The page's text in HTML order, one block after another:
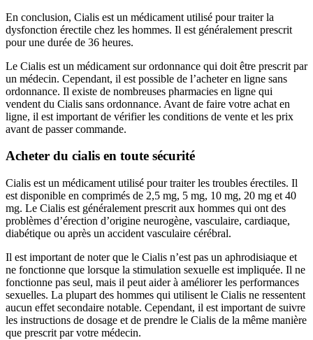
En conclusion, Cialis est un médicament utilisé pour traiter la
dysfonction érectile chez les hommes. Il est généralement prescrit
pour une durée de 36 heures.
Le Cialis est un médicament sur ordonnance qui doit être prescrit par
un médecin. Cependant, il est possible de l’acheter en ligne sans
ordonnance. Il existe de nombreuses pharmacies en ligne qui
vendent du Cialis sans ordonnance. Avant de faire votre achat en
ligne, il est important de vérifier les conditions de vente et les prix
avant de passer commande.
Acheter du cialis en toute sécurité
Cialis est un médicament utilisé pour traiter les troubles érectiles. Il
est disponible en comprimés de 2,5 mg, 5 mg, 10 mg, 20 mg et 40
mg. Le Cialis est généralement prescrit aux hommes qui ont des
problèmes d’érection d’origine neurogène, vasculaire, cardiaque,
diabétique ou après un accident vasculaire cérébral.
Il est important de noter que le Cialis n’est pas un aphrodisiaque et
ne fonctionne que lorsque la stimulation sexuelle est impliquée. Il ne
fonctionne pas seul, mais il peut aider à améliorer les performances
sexuelles. La plupart des hommes qui utilisent le Cialis ne ressentent
aucun effet secondaire notable. Cependant, il est important de suivre
les instructions de dosage et de prendre le Cialis de la même manière
que prescrit par votre médecin.